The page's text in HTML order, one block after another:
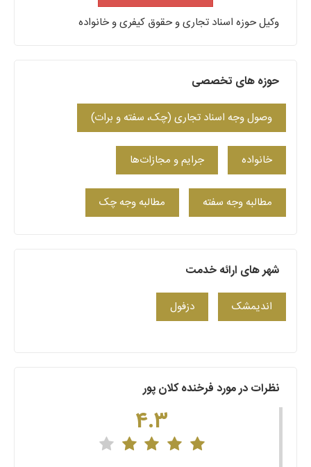
وکیل حوزه اسناد تجاری و حقوق کیفری و خانواده
حوزه های تخصصی
وصول وجه اسناد تجاری (چک، سفته و برات)
خانواده جرایم و مجازات‌ها
مطالبه وجه سفته مطالبه وجه چک
شهر های ارائه خدمت
اندیمشک دزفول
نظرات در مورد فرخنده کلان پور
4.3